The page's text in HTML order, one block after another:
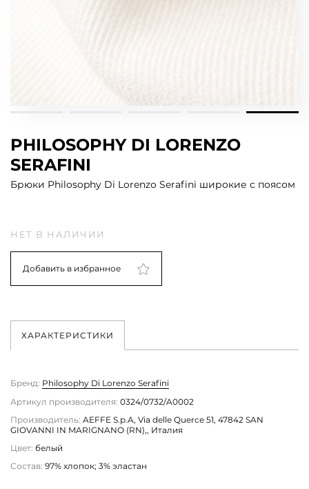
PHILOSOPHY DI LORENZO
SERAFINI
Брюки Philosophy Di Lorenzo Serafini широкие с поясом
НЕТ В НАЛИЧИИ
Добавить в избранное
ХАРАКТЕРИСТИКИ
Бренд: Philosophy Di Lorenzo Serafini
Артикул производителя: 0324/0732/A0002
Производитель: AEFFE S.p.A, Via delle Querce 51, 47842 SAN
GIOVANNI IN MARIGNANO (RN),, Италия
Цвет: белый
Состав: 97% хлопок; 3% эластан